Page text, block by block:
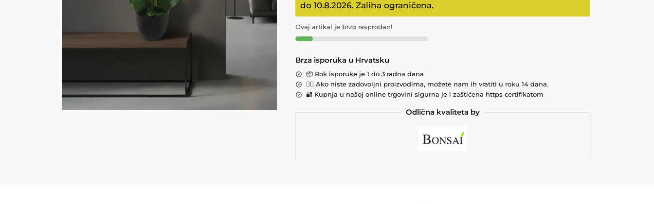
do 10.8.2026. Zaliha ograničena.
Ovaj artikal je brzo rasprodan!
Brza isporuka u Hrvatsku
📦 Rok isporuke je 1 do 3 radna dana
💁‍♀️ Ako niste zadovoljni proizvodima, možete nam ih vratiti u roku 14 dana.
🔐 Kupnja u našoj online trgovini sigurna je i zaštićena https certifikatom
Odlična kvaliteta by